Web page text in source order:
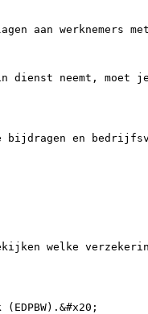
aan werknemers
dienst neemt,
bijdragen en
welke